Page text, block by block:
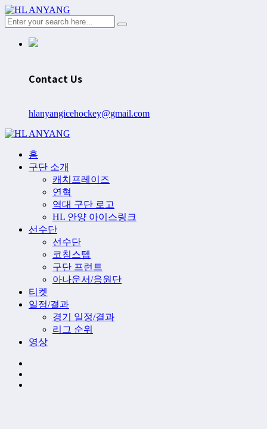
Contact Us
hlanyangicehockey@gmail.com
홈
구단 소개
캐치프레이즈
연혁
역대 구단 로고
HL 안양 아이스링크
선수단
선수단
코칭스텝
구단 프런트
아나운서/응원단
티켓
일정/결과
경기 일정/결과
리그 순위
영상